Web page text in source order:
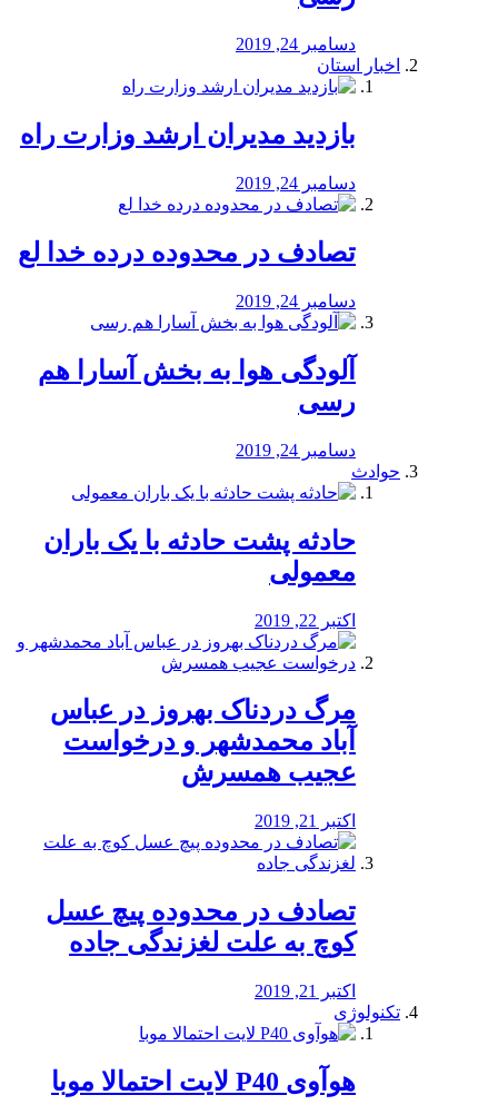
دسامبر 24, 2019
اخبار استان
بازدید مدیران ارشد وزارت راه
دسامبر 24, 2019
تصادف در محدوده درده خدا لع
دسامبر 24, 2019
آلودگی هوا به بخش آسارا هم
رسی
دسامبر 24, 2019
حوادث
️حادثه پشت حادثه با یک باران
معمولی
اکتبر 22, 2019
مرگ دردناک بهروز در عباس
آباد محمدشهر و درخواست
عجیب همسرش
اکتبر 21, 2019
تصادف در محدوده پیچ عسل
کوچ به علت لغزندگی جاده
اکتبر 21, 2019
تکنولوژی
هوآوی P40 لایت احتمالا موبا